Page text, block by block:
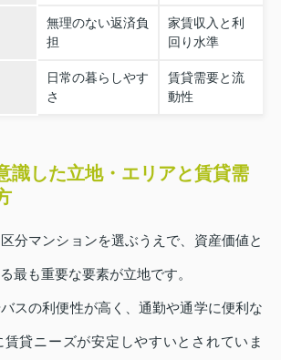
無理のない返済負
担
家賃収入と利
回り水準
日常の暮らしやす
さ
賃貸需要と流
動性
識した立地・エリアと賃貸需
分マンションを選ぶうえで、資産価値と
最も重要な要素が立地です。
スの利便性が高く、通勤や通学に便利な
貸ニーズが安定しやすいとされていま